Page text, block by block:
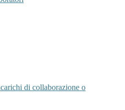
di collaborazione o